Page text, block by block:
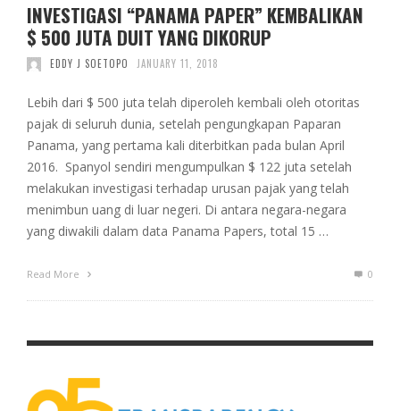
INVESTIGASI “PANAMA PAPER” KEMBALIKAN
$ 500 JUTA DUIT YANG DIKORUP
EDDY J SOETOPO JANUARY 11, 2018
Lebih dari $ 500 juta telah diperoleh kembali oleh otoritas
pajak di seluruh dunia, setelah pengungkapan Paparan
Panama, yang pertama kali diterbitkan pada bulan April
2016. Spanyol sendiri mengumpulkan $ 122 juta setelah
melakukan investigasi terhadap urusan pajak yang telah
menimbun uang di luar negeri. Di antara negara-negara
yang diwakili dalam data Panama Papers, total 15 …
Read More 0